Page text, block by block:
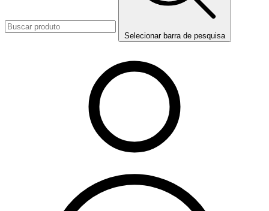
Selecionar barra de pesquisa